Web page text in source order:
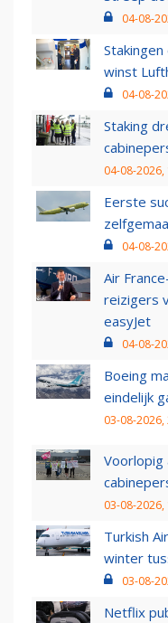
04-08-
winst
04-08-
Staking
04-08-2026,
Eerste
04-08-
Air
reizigers
easyJet
04-08-
Boeing
eindelijk
03-08-2026,
Voorlopig
03-08-2026,
Turkish
winter
03-08-
Netflix